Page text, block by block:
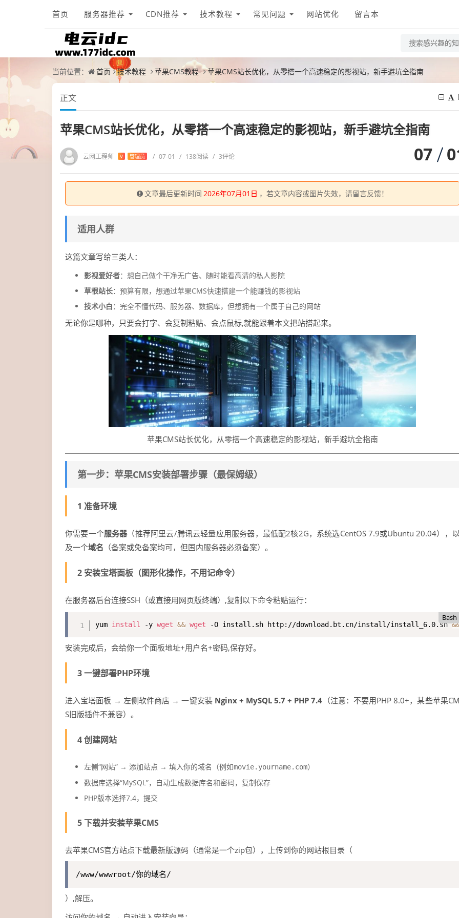
首页 服务器推荐 CDN推荐 技术教程 常见问题 网站优化 留言本
当前位置： 首页 技术教程 苹果CMS教程 苹果CMS站长优化，从零搭一个高速稳定的影视站，新手避坑全指南
正文
苹果CMS站长优化，从零搭一个高速稳定的影视站，新手避坑全指南
云网工程师 V 管理员 / 07-01 / 138阅读 / 3评论 07
文章最后更新时间 2026年07月01日 ，若文章内容或图片失效，请留言反馈！
适用人群
这篇文章写给三类人：
影视爱好者：想自己做个干净无广告、随时能看高清的私人影院
草根站长：预算有限，想通过苹果CMS快速搭建一个能赚钱的影视站
技术小白：完全不懂代码、服务器、数据库，但想拥有一个属于自己的网站
无论你是哪种，只要会打字、会复制粘贴、会点鼠标,就能跟着本文把站搭起来。
苹果CMS站长优化，从零搭一个高速稳定的影视站，新手避坑全指南
第一步：苹果CMS安装部署步骤（最保姆级）
1 准备环境
你需要一个服务器（推荐阿里云/腾讯云轻量应用服务器，最低配2核2G，系统选CentOS 7.9或Ubuntu 20.04），
及一个域名 （备案或免备案均可，但国内服务器必须备案）。
2 安装宝塔面板（图形化操作，不用记命令）
在服务器后台连接SSH（或直接用网页版终端）,复制以下命令粘贴运行：
Bash
yum install -y wget && wget -O install.sh http://download.bt.cn/install/install_6.0.sh
安装完成后，会给你一个面板地址+用户名+密码,保存好。
3 一键部署PHP环境
进入宝塔面板 → 左侧软件商店 → 一键安装 Nginx + MySQL 5.7 + PHP 7.4 （注意：不要用PHP 8.0+，某些苹果
S旧版插件不兼容）。
4 创建网站
左侧“网站” → 添加站点 → 填入你的域名（例如movie.yourname.com）
数据库选择“MySQL”，自动生成数据库名和密码，复制保存
PHP版本选择7.4，提交
5 下载并安装苹果CMS
去苹果CMS官方站点下载最新版源码（通常是一个zip包），上传到你的网站根目录（
/www/wwwroot/你的域名/
）,解压。